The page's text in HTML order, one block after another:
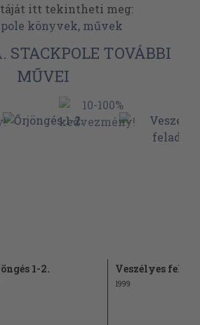
itt tekintheti meg:
könyvek, művek
STACKPOLE TOVÁBBI
MŰVEI
1-2. Veszélyes
1999